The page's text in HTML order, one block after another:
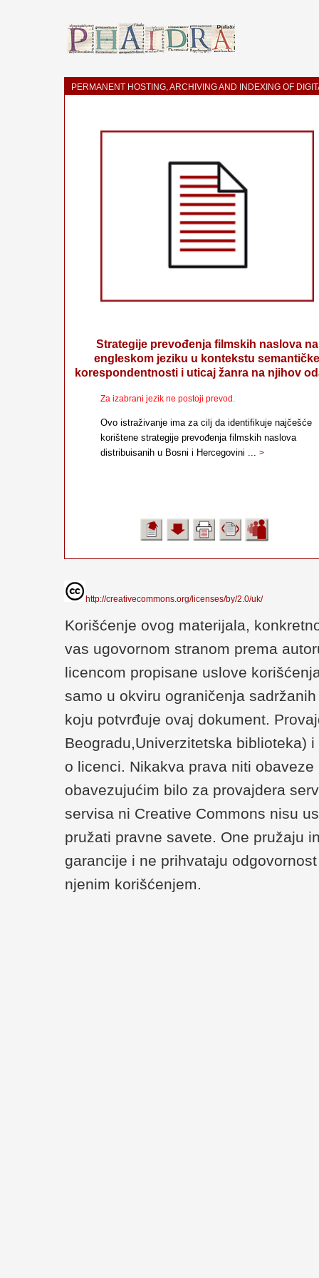
PERMANENT HOSTING, ARCHIVING AND INDEXING OF
Strategije prevođenja filmskih naslova na
engleskom jeziku u kontekstu semantičke
korespondentnosti i uticaj žanra na njihov
Za izabrani jezik ne postoji prevod.
Ovo istraživanje ima za cilj da identifikuje najčešće
korištene strategije prevođenja filmskih naslova
distribuisanih u Bosni i Hercegovini ... >
http://creativecommons.org/licenses/by/2.0/uk/
Korišćenje ovog materijala,
vas ugovornom stranom prema
licencom propisane uslove
samo u okviru ograničenja
koju potvrđuje ovaj dokument.
Beogradu,Univerzitetska biblioteka)
o licenci. Nikakva prava niti
obavezujućim bilo za provajdera
servisa ni Creative Commons nisu
pružati pravne savete. One pružaju
garancije i ne prihvataju
njenim korišćenjem.